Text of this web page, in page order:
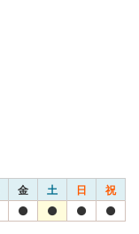
金 土 日 祝